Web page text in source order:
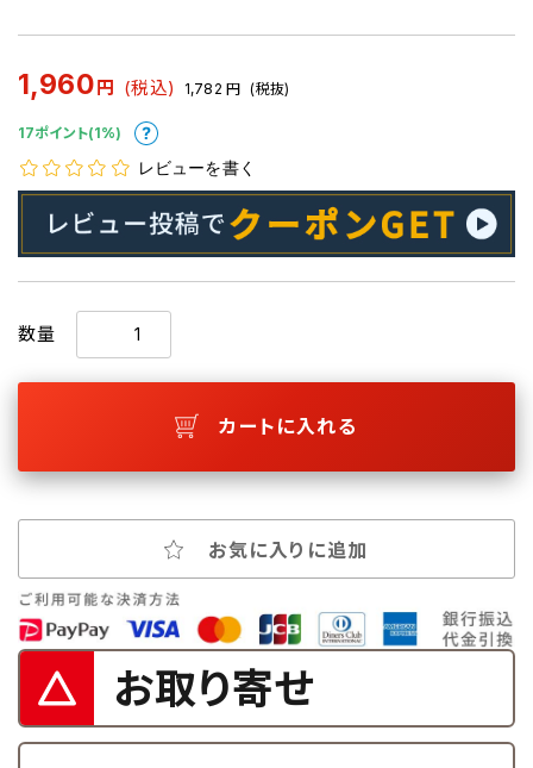
1,960 円 (税込) 1,782 円 (税抜)
17ポイント(1%)
レビューを書く
数量
カートに入れる
お気に入りに追加
お取り寄せ